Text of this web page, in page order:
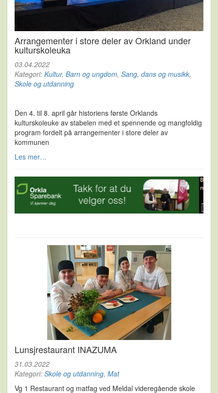
Arrangementer i store deler av Orkland under
kulturskoleuka
03.04.2022
Kategori: Kultur, Barn og ungdom, Sang, dans og musikk,
Skole og utdanning
Den 4. til 8. april går historiens første Orklands
kulturskoleuke av stabelen med et spennende og mangfoldig
program fordelt på arrangementer i store deler av
kommunen
Les mer…
Lunsjrestaurant INAZUMA
31.03.2022
Kategori: Skole og utdanning, Mat
Vg 1 Restaurant og matfag ved Meldal videregående skole